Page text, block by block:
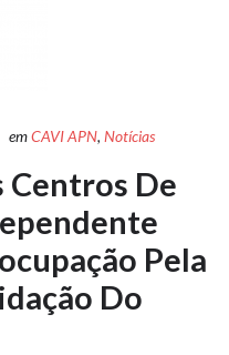
emCAVI APN, Notícias
Centros De
Pela
Do